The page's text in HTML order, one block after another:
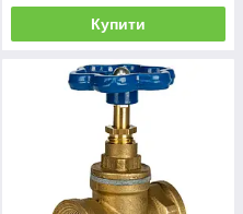
Купити